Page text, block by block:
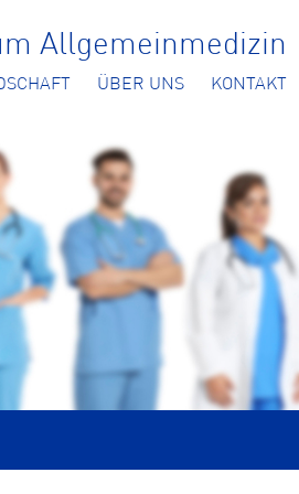
Allgemeinmedizin
ÜBER UNS KONTAKT